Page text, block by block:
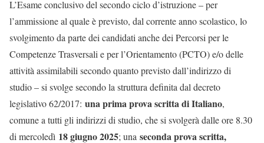
L’Esame conclusivo del secondo ciclo d’istruzione – per
l’ammissione al quale è previsto, dal corrente anno scolastico, lo
svolgimento da parte dei candidati anche dei Percorsi per le
Competenze Trasversali e per l’Orientamento (PCTO) e/o delle
attività assimilabili secondo quanto previsto dall’indirizzo di
studio – si svolge secondo la struttura definita dal decreto
legislativo 62/2017: una prima prova scritta di Italiano,
comune a tutti gli indirizzi di studio, che si svolgerà dalle ore 8.30
di mercoledì 18 giugno 2025; una seconda prova scritta,